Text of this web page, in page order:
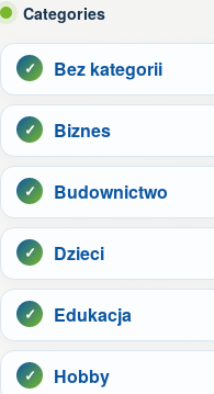
Categories
Bez kategorii
Biznes
Budownictwo
Dzieci
Edukacja
Hobby